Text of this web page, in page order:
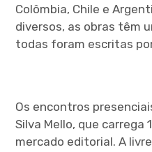
Colômbia, Chile e
diversos, as obras têm
todas foram escritas
Os encontros
Silva Mello, que carrega
mercado editorial. A